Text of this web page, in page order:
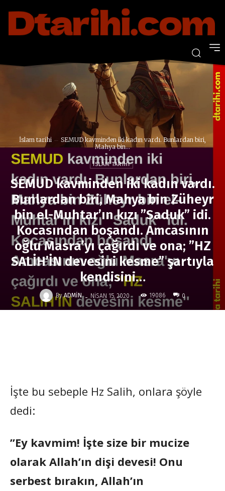
İslam tarihi
SEMUD kavminden iki kadın vardı. Bunlardan biri,
Mahya bin...
İSLAM TARIHI
SEMUD kavminden iki kadın vardı.
Bunlardan biri, Mahya bin Züheyr
bin el-Muhtar’ın kızı ”Saduk” idi.
Kocasından boşandı. Amcasının
oğlu Masra’yı çağırdı ve ona; ”HZ
SALİH’İN devesini kesme” şartıyla
kendisini…
By ADMIN - NISAN 15, 2020 19086 0
İşte bu sebeple Hz Salih, onlara şöyle
dedi:
”Ey kavmim! İşte size bir mucize
olarak Allah’ın dişi devesi! Onu
serbest bırakın, Allah’ın